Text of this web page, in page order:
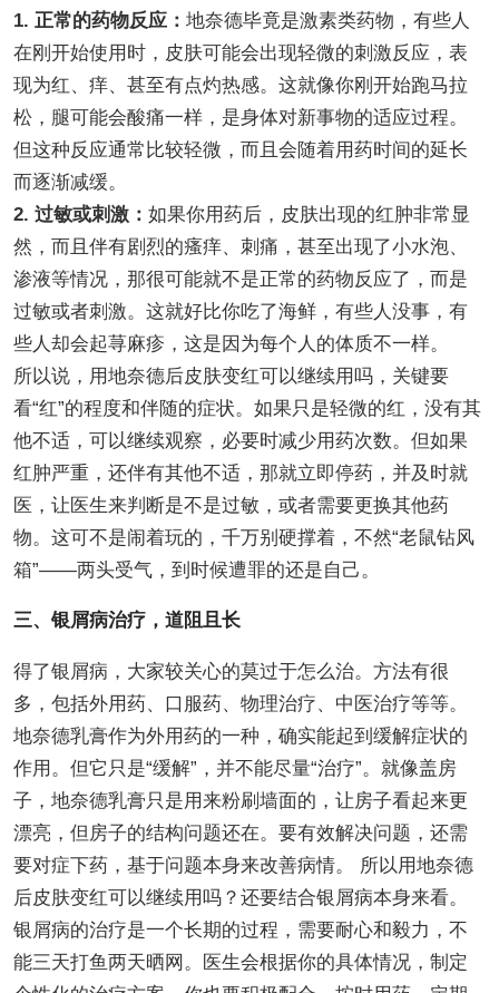
1. 正常的药物反应： 地奈德毕竟是激素类药物，有些人
在刚开始使用时，皮肤可能会出现轻微的刺激反应，表
现为红、痒、甚至有点灼热感。这就像你刚开始跑马拉
松，腿可能会酸痛一样，是身体对新事物的适应过程。
但这种反应通常比较轻微，而且会随着用药时间的延长
而逐渐减缓。
2. 过敏或刺激： 如果你用药后，皮肤出现的红肿非常显
然，而且伴有剧烈的瘙痒、刺痛，甚至出现了小水泡、
渗液等情况，那很可能就不是正常的药物反应了，而是
过敏或者刺激。这就好比你吃了海鲜，有些人没事，有
些人却会起荨麻疹，这是因为每个人的体质不一样。
所以说，用地奈德后皮肤变红可以继续用吗，关键要
看“红”的程度和伴随的症状。如果只是轻微的红，没有其
他不适，可以继续观察，必要时减少用药次数。但如果
红肿严重，还伴有其他不适，那就立即停药，并及时就
医，让医生来判断是不是过敏，或者需要更换其他药
物。这可不是闹着玩的，千万别硬撑着，不然“老鼠钻风
箱”——两头受气，到时候遭罪的还是自己。
三、银屑病治疗，道阻且长
得了银屑病，大家较关心的莫过于怎么治。方法有很
多，包括外用药、口服药、物理治疗、中医治疗等等。
地奈德乳膏作为外用药的一种，确实能起到缓解症状的
作用。但它只是“缓解”，并不能尽量“治疗”。就像盖房
子，地奈德乳膏只是用来粉刷墙面的，让房子看起来更
漂亮，但房子的结构问题还在。要有效解决问题，还需
要对症下药，基于问题本身来改善病情。 所以用地奈德
后皮肤变红可以继续用吗？还要结合银屑病本身来看。
银屑病的治疗是一个长期的过程，需要耐心和毅力，不
能三天打鱼两天晒网。医生会根据你的具体情况，制定